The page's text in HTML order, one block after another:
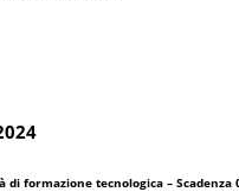
formazione tecnologica – Scadenza